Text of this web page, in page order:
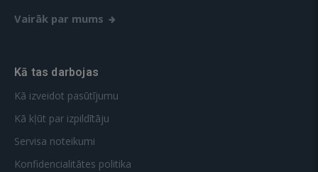
Vairāk par mums
Kā tas darbojas
Kā izveidot pasūtījumu
Kā kļūt par izpildītāju
Servisa noteikumi
Konfidencialitātes politika